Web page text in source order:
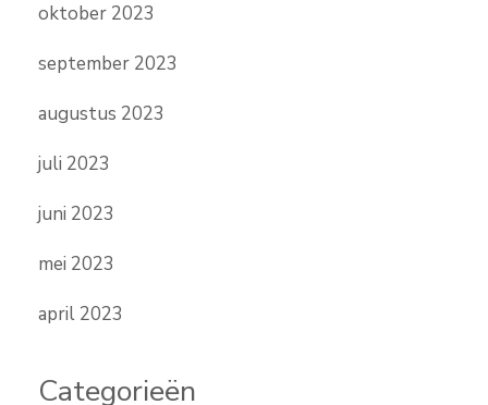
oktober 2023
september 2023
augustus 2023
juli 2023
juni 2023
mei 2023
april 2023
Categorieën